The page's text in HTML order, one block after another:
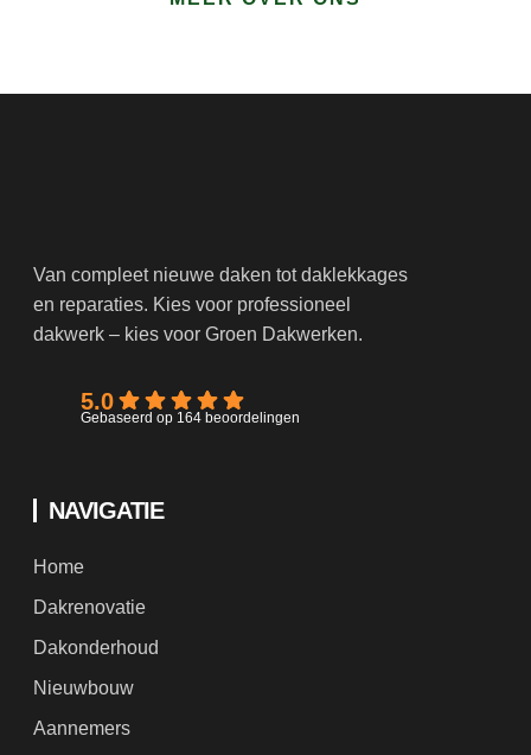
Van compleet nieuwe daken tot daklekkages
en reparaties. Kies voor professioneel
dakwerk – kies voor Groen Dakwerken.
5.0
Gebaseerd op 164 beoordelingen
NAVIGATIE
Home
Dakrenovatie
Dakonderhoud
Nieuwbouw
Aannemers